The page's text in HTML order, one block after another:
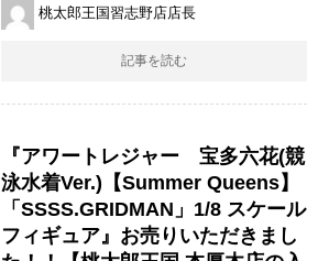
桃太郎王国習志野店店長
記事を読む
『アワートレジャー 宝多六花(競
泳水着Ver.)【Summer Queens】
「SSSS.GRIDMAN」1/8 スケール
フィギュア』お売りいただきまし